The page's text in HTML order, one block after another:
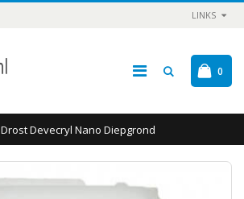
LINKS
0
Drost Devecryl Nano Diepgrond